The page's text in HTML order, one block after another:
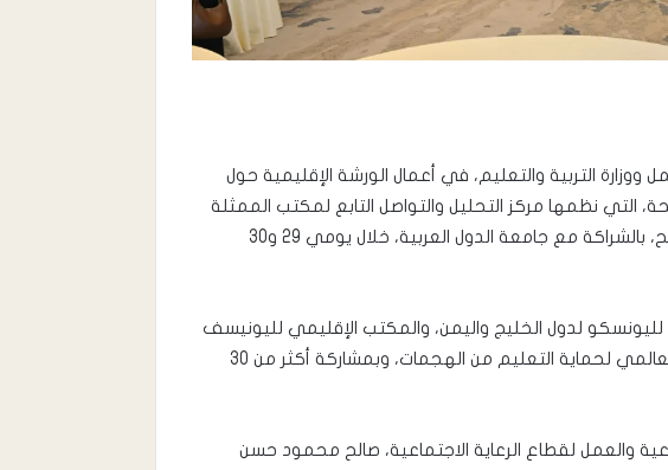
ووزارة التربية والتعليم، في أعمال الورشة الإقليمية حول
التي نظمها مركز التحليل والتواصل التابع لمكتب الممثلة
الخاصة للأمين العام المعنية بالأطفال والنزاع المسلح، بالشراكة مع جامعة الدول العربية، خلال يومي 29 و30
لدول الخليج واليمن، والمكتب الإقليمي لليونيسف
لمنطقة الشرق الأوسط وشمال أفريقيا، والتحالف العالمي لحماية التعليم من الهجمات، وبمشاركة أكثر من 30
والعمل لقطاع الرعاية الاجتماعية، صالح محمود حسن